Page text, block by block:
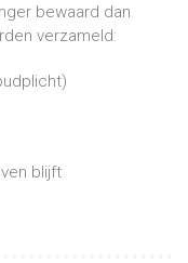
bewaard dan
verzameld:
blijft